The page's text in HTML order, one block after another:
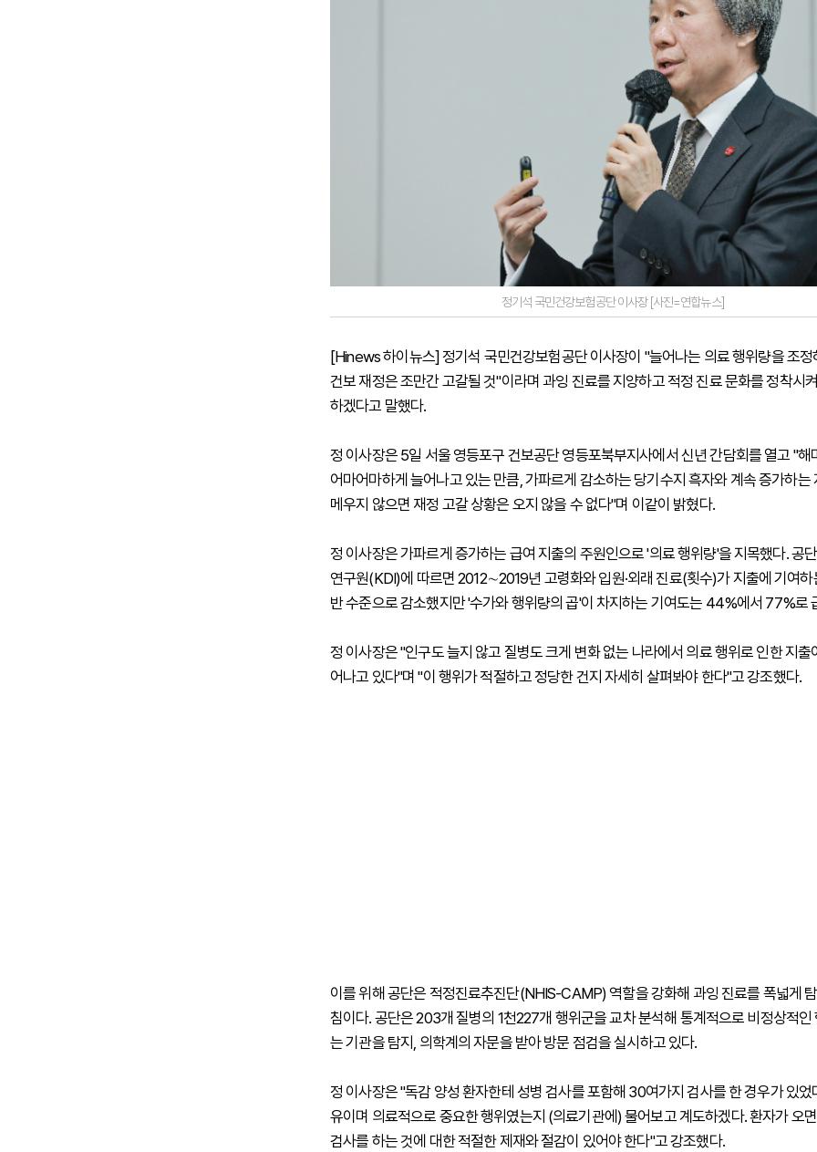
정기석 국민건강보험공단 이사장 [사진=연합뉴스]
[Hinews 하이뉴스] 정기석 국민건강보험공단 이사장이 "늘어나는 의료 행위량을 조정
건보 재정은 조만간 고갈될 것"이라며 과잉 진료를 지양하고 적정 진료 문화를 정착시
하겠다고 말했다.
정 이사장은 5일 서울 영등포구 건보공단 영등포북부지사에서 신년 간담회를 열고 "해
어마어마하게 늘어나고 있는 만큼, 가파르게 감소하는 당기수지 흑자와 계속 증가하는
메우지 않으면 재정 고갈 상황은 오지 않을 수 없다"며 이같이 밝혔다.
정 이사장은 가파르게 증가하는 급여 지출의 주원인으로 '의료 행위량'을 지목했다. 공
연구원(KDI)에 따르면 2012∼2019년 고령화와 입원·외래 진료(횟수)가 지출에 기여하
반 수준으로 감소했지만 '수가와 행위량의 곱'이 차지하는 기여도는 44%에서 77%로
정 이사장은 "인구도 늘지 않고 질병도 크게 변화 없는 나라에서 의료 행위로 인한 지출
어나고 있다"며 "이 행위가 적절하고 정당한 건지 자세히 살펴봐야 한다"고 강조했다.
이를 위해 공단은 적정진료추진단(NHIS-CAMP) 역할을 강화해 과잉 진료를 폭넓게
침이다. 공단은 203개 질병의 1천227개 행위군을 교차 분석해 통계적으로 비정상적인
는 기관을 탐지, 의학계의 자문을 받아 방문 점검을 실시하고 있다.
정 이사장은 "독감 양성 환자한테 성병 검사를 포함해 30여가지 검사를 한 경우가 있었
유이며 의료적으로 중요한 행위였는지 (의료기관에) 물어보고 계도하겠다. 환자가 오
검사를 하는 것에 대한 적절한 제재와 절감이 있어야 한다"고 강조했다.